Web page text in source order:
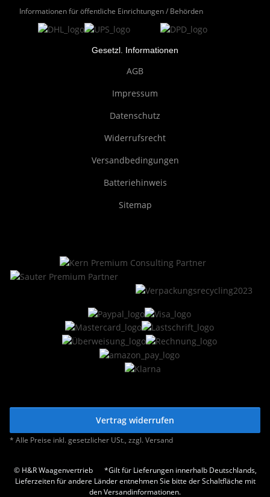
Informationen für öffentliche Einrichtungen / Behörden
Gesetzl. Informationen
AGB
Impressum
Datenschutz
Widerrufsrecht
Versandbedingungen
Batteriehinweis
Sitemap
Vertrag widerrufen
* Alle Preise inkl. gesetzlicher USt., zzgl.Versand
© H&R Waagenvertrieb
*Gilt für Lieferungen innerhalb Deutschlands,
Lieferzeiten für andere Länder entnehmen Sie bitte der Schaltfläche mit
den Versandinformationen.